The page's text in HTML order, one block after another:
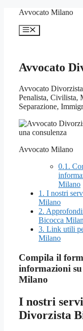
contenuto
Avvocato Milano
Menu
Avvocato
Avvocato
Penalista, Civilista,
Separazione,
Avvocato Milano
0.1.
Milano
1. I nostri
Milano
2.
Bicocca
3. Link utili
Milano
Compila il
informazioni su
Milano
I nostri
Divorzista